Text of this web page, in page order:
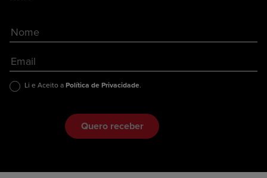
Li e Aceito a Política de Privacidade.